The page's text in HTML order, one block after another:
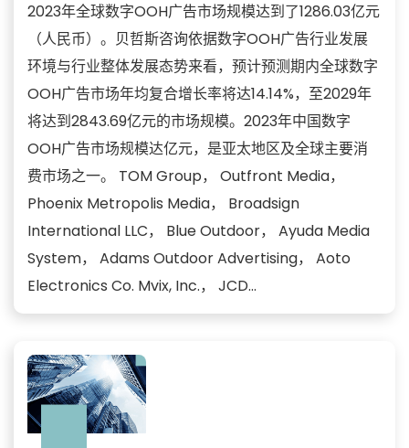
2023年全球数字OOH广告市场规模达到了1286.03亿元
（人民币）。贝哲斯咨询依据数字OOH广告行业发展
环境与行业整体发展态势来看，预计预测期内全球数字
OOH广告市场年均复合增长率将达14.14%，至2029年
将达到2843.69亿元的市场规模。2023年中国数字
OOH广告市场规模达亿元，是亚太地区及全球主要消
费市场之一。 TOM Group， Outfront Media，
Phoenix Metropolis Media， Broadsign
International LLC， Blue Outdoor， Ayuda Media
System， Adams Outdoor Advertising， Aoto
Electronics Co. Mvix, Inc.， JCD...